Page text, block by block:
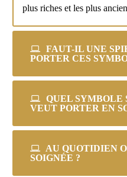
plus riches et les plus
FAUT-IL UNE
PORTER CES
QUEL SYMBOLE
VEUT PORTER EN
AU QUOTIDIEN
SOIGNÉE ?